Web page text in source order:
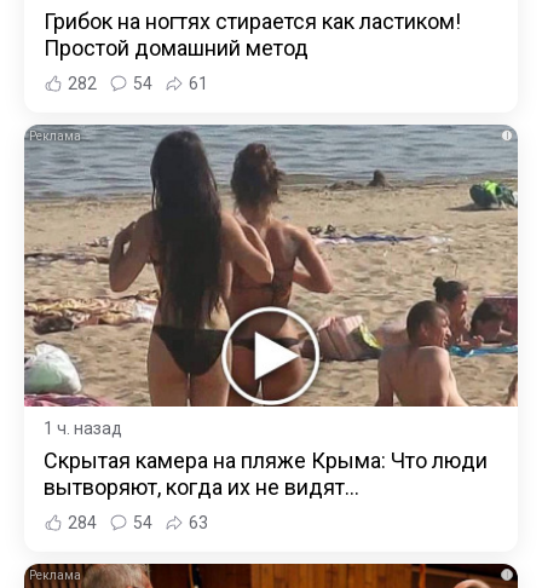
Грибок на ногтях стирается как ластиком!
Простой домашний метод
282 54 61
i
1 ч. назад
Скрытая камера на пляже Крыма: Что люди
вытворяют, когда их не видят...
284 54 63
i